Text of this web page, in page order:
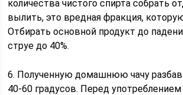
количества чистого спирта собрать
вылить, это вредная фракция,
Отбирать основной продукт до
струе до 40%.
6. Полученную домашнюю чачу
40-60 градусов. Перед